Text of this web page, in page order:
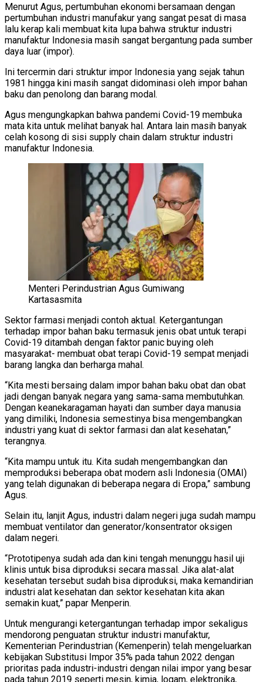
Menurut Agus, pertumbuhan ekonomi bersamaan dengan
pertumbuhan industri manufakur yang sangat pesat di masa
lalu kerap kali membuat kita lupa bahwa struktur industri
manufaktur Indonesia masih sangat bergantung pada sumber
daya luar (impor).
Ini tercermin dari struktur impor Indonesia yang sejak tahun
1981 hingga kini masih sangat didominasi oleh impor bahan
baku dan penolong dan barang modal.
Agus mengungkapkan bahwa pandemi Covid-19 membuka
mata kita untuk melihat banyak hal. Antara lain masih banyak
celah kosong di sisi supply chain dalam struktur industri
manufaktur Indonesia.
Menteri Perindustrian Agus Gumiwang
Kartasasmita
Sektor farmasi menjadi contoh aktual. Ketergantungan
terhadap impor bahan baku termasuk jenis obat untuk terapi
Covid-19 ditambah dengan faktor panic buying oleh
masyarakat- membuat obat terapi Covid-19 sempat menjadi
barang langka dan berharga mahal.
“Kita mesti bersaing dalam impor bahan baku obat dan obat
jadi dengan banyak negara yang sama-sama membutuhkan.
Dengan keanekaragaman hayati dan sumber daya manusia
yang dimiliki, Indonesia semestinya bisa mengembangkan
industri yang kuat di sektor farmasi dan alat kesehatan,”
terangnya.
“Kita mampu untuk itu. Kita sudah mengembangkan dan
memproduksi beberapa obat modern asli Indonesia (OMAI)
yang telah digunakan di beberapa negara di Eropa,” sambung
Agus.
Selain itu, lanjit Agus, industri dalam negeri juga sudah mampu
membuat ventilator dan generator/konsentrator oksigen
dalam negeri.
“Prototipenya sudah ada dan kini tengah menunggu hasil uji
klinis untuk bisa diproduksi secara massal. Jika alat-alat
kesehatan tersebut sudah bisa diproduksi, maka kemandirian
industri alat kesehatan dan sektor kesehatan kita akan
semakin kuat,” papar Menperin.
Untuk mengurangi ketergantungan terhadap impor sekaligus
mendorong penguatan struktur industri manufaktur,
Kementerian Perindustrian (Kemenperin) telah mengeluarkan
kebijakan Substitusi Impor 35% pada tahun 2022 dengan
prioritas pada industri-industri dengan nilai impor yang besar
pada tahun 2019 seperti mesin, kimia, logam, elektronika,